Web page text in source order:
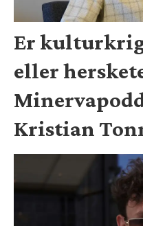
Er
eller
Kristian